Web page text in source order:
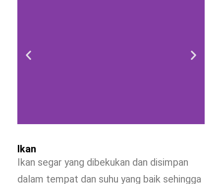
Ikan
Ikan segar yang dibekukan dan disimpan
dalam tempat dan suhu yang baik sehingga